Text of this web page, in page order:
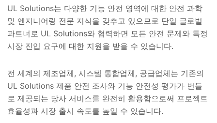
UL Solutions는 다양한 기능 안전 영역에 대한 안전 과학
및 엔지니어링 전문 지식을 갖추고 있으므로 단일 글로벌
파트너로 UL Solutions와 협력하면 모든 안전 문제와 특정
시장 진입 요구에 대한 지원을 받을 수 있습니다.
전 세계의 제조업체, 시스템 통합업체, 공급업체는 기존의
UL Solutions 제품 안전 조사와 기능 안전성 평가가 번들
로 제공되는 당사 서비스를 완전히 활용함으로써 프로젝트
효율성과 시장 출시 속도를 높일 수 있습니다.